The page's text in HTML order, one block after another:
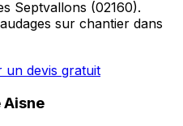
Septvallons (02160).
sur chantier dans
un devis gratuit
Aisne